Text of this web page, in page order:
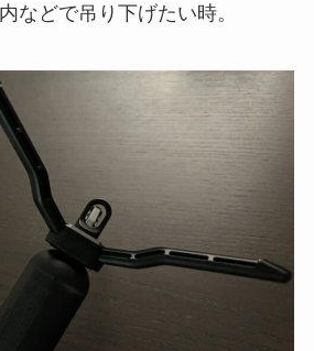
などで吊り下げたい時。